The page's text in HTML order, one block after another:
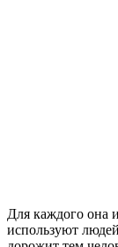
Для каждого она
используют